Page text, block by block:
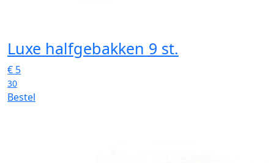
Luxe halfgebakken 9 st.
€ 5
30
Bestel